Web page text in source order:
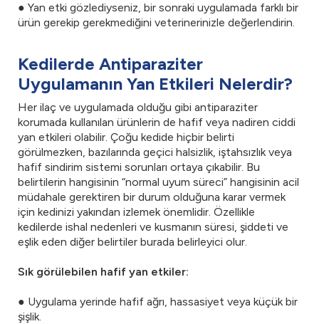
● Yan etki gözlediyseniz, bir sonraki uygulamada farklı bir
ürün gerekip gerekmediğini veterinerinizle değerlendirin.
Kedilerde Antiparaziter
Uygulamanın Yan Etkileri Nelerdir?
Her ilaç ve uygulamada olduğu gibi antiparaziter
korumada kullanılan ürünlerin de hafif veya nadiren ciddi
yan etkileri olabilir. Çoğu kedide hiçbir belirti
görülmezken, bazılarında geçici halsizlik, iştahsızlık veya
hafif sindirim sistemi sorunları ortaya çıkabilir. Bu
belirtilerin hangisinin “normal uyum süreci” hangisinin acil
müdahale gerektiren bir durum olduğuna karar vermek
için kedinizi yakından izlemek önemlidir. Özellikle
kedilerde ishal nedenleri ve kusmanın süresi, şiddeti ve
eşlik eden diğer belirtiler burada belirleyici olur.
Sık görülebilen hafif yan etkiler:
● Uygulama yerinde hafif ağrı, hassasiyet veya küçük bir
şişlik.